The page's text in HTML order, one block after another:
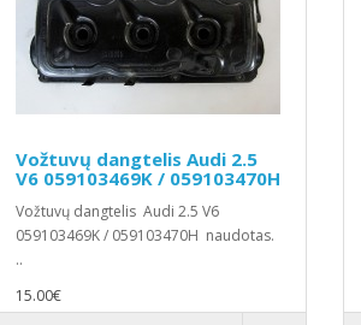
Vožtuvų dangtelis Audi 2.5
V6 059103469K / 059103470H
Vožtuvų dangtelis Audi 2.5 V6
059103469K / 059103470H naudotas.
..
15.00€